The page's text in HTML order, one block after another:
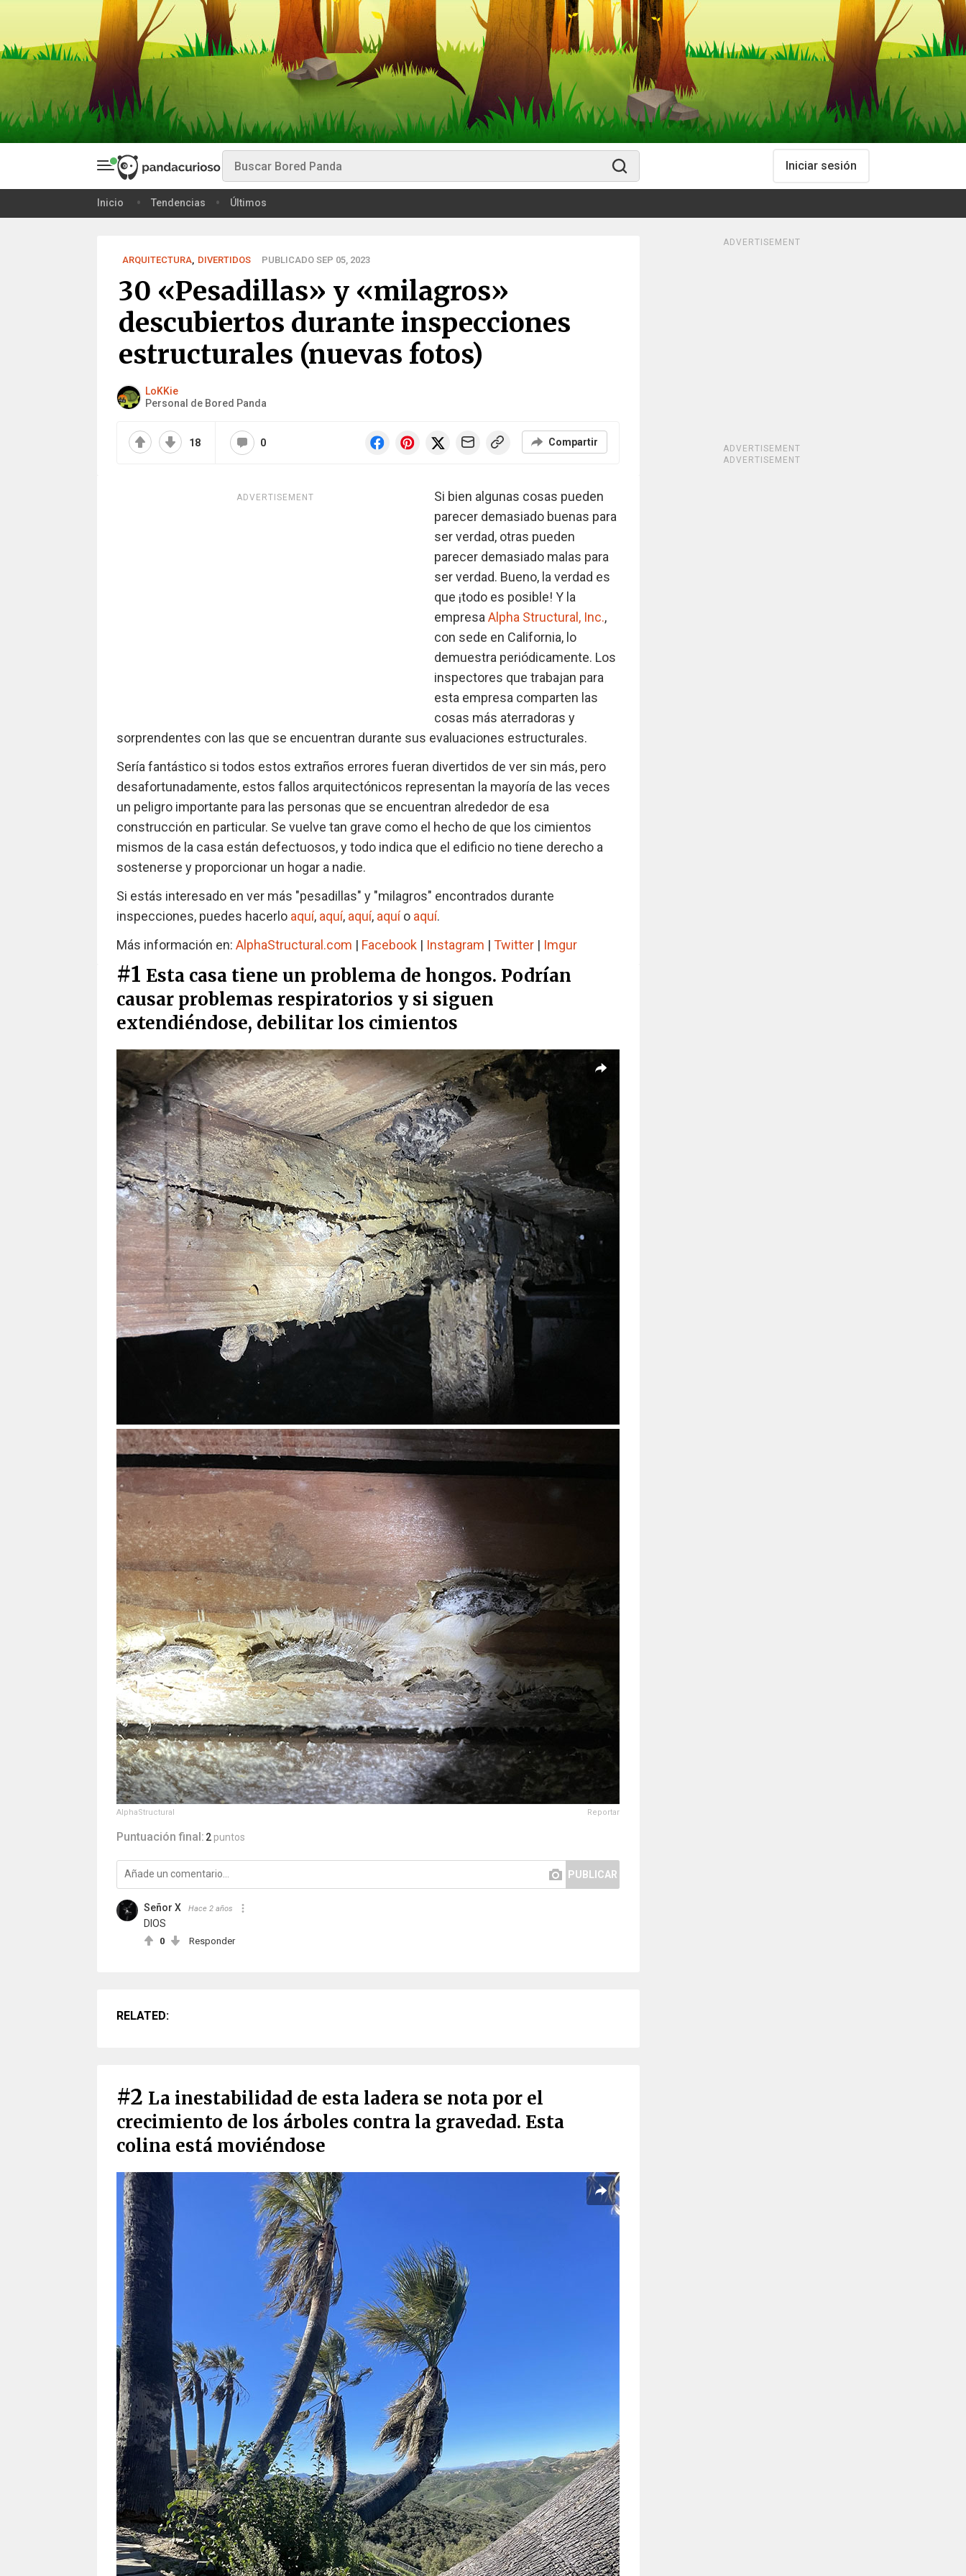
Iniciar sesión
Inicio Tendencias Últimos
ARQUITECTURA, DIVERTIDOS PUBLICADO SEP 05, 2023
30 «Pesadillas» y «milagros»
descubiertos durante inspecciones
estructurales (nuevas fotos)
LoKKie
Personal de Bored Panda
18 0 Compartir
ADVERTISEMENT
Si bien algunas cosas pueden
parecer demasiado buenas para
ser verdad, otras pueden
parecer demasiado malas para
ser verdad. Bueno, la verdad es
que ¡todo es posible! Y la
empresa Alpha Structural, Inc.,
con sede en California, lo
demuestra periódicamente. Los
inspectores que trabajan para
esta empresa comparten las
cosas más aterradoras y
sorprendentes con las que se encuentran durante sus evaluaciones estructurales.
Sería fantástico si todos estos extraños errores fueran divertidos de ver sin más, pero
desafortunadamente, estos fallos arquitectónicos representan la mayoría de las veces
un peligro importante para las personas que se encuentran alrededor de esa
construcción en particular. Se vuelve tan grave como el hecho de que los cimientos
mismos de la casa están defectuosos, y todo indica que el edificio no tiene derecho a
sostenerse y proporcionar un hogar a nadie.
Si estás interesado en ver más "pesadillas" y "milagros" encontrados durante
inspecciones, puedes hacerlo aquí, aquí, aquí, aquío aquí.
Más información en: AlphaStructural.com | Facebook| Instagram | Twitter| Imgur
#1 Esta casa tiene un problema de hongos. Podrían
causar problemas respiratorios y si siguen
extendiéndose, debilitar los cimientos
AlphaStructural Reportar
Puntuación final: 2 puntos
PUBLICAR
Señor X Hace 2 años
DIOS
0 Responder
RELATED:
#2 La inestabilidad de esta ladera se nota por el
crecimiento de los árboles contra la gravedad. Esta
colina está moviéndose
ADVERTISEMENT
ADVERTISEMENT
ADVERTISEMENT